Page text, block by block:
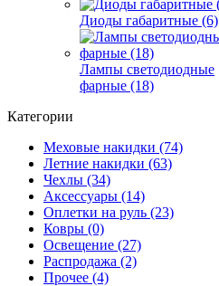
Диоды габаритные (6)
Лампы светодиодные
фарные (18)
Категории
Меховые накидки (74)
Летние накидки (63)
Чехлы (34)
Аксессуары (14)
Оплетки на руль (23)
Ковры (0)
Освещение (27)
Распродажа (2)
Прочее (4)